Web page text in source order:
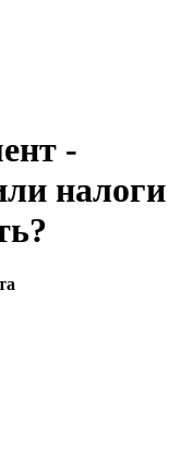
-
налоги